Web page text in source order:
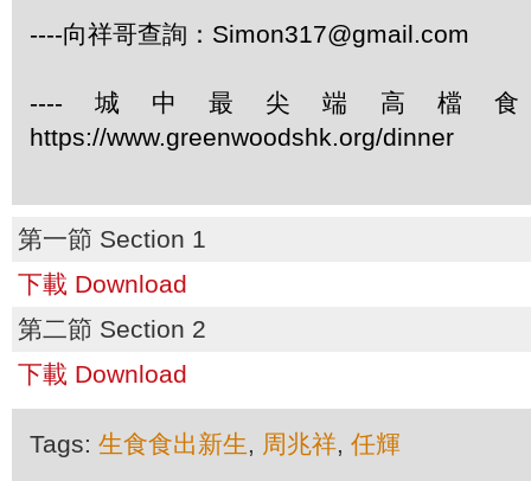
----向祥哥查詢：Simon317@gmail.com
----城中最尖端高檔
https://www.greenwoodshk.org/dinner
第一節 Section 1
下載 Download
第二節 Section 2
下載 Download
Tags: 生食食出新生, 周兆祥, 任輝